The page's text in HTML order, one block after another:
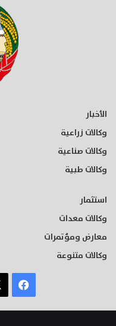
الأخبار
وكالات زراعية
وكالات صناعية
وكالات طبية
استثمار
وكالات معدات
معارض ومؤتمرات
وكالات متنوعة